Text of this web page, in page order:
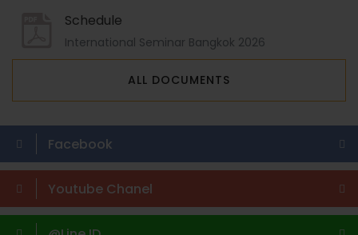
Schedule
International Seminar Bangkok 2026
ALL DOCUMENTS
Facebook
Youtube Chanel